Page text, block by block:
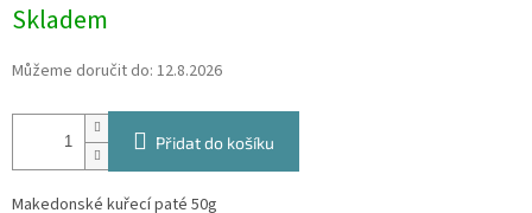
cena:
Skladem
Můžeme doručit do: 12.8.2026
Přidat do košíku
Makedonské kuřecí paté 50g